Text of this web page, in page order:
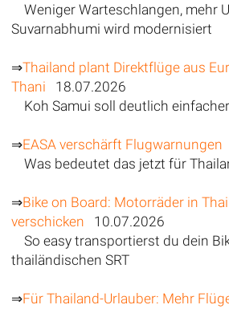
Weniger Warteschlangen, mehr
Suvarnabhumi wird modernisiert
⇒Thailand plant Direktflüge aus
Thani 18.07.2026
Koh Samui soll deutlich
⇒EASA verschärft Flugwarnungen
Was bedeutet das jetzt für
⇒Bike on Board: Motorräder in
verschicken 10.07.2026
So easy transportierst du dein
thailändischen SRT
⇒Für Thailand-Urlauber: Mehr